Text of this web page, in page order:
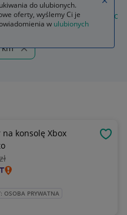
konsolę ps5 gry na
km
konsolę Xbox
OSOBA PRYWATNA
do ulubionych.
oferty, wyślemy Ci je
w ulubionych